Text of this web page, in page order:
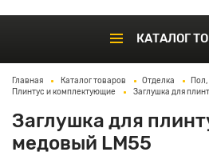
КАТАЛОГ
Главная Каталог товаров Отделка
Плинтус и комплектующие
Заглушка для
Заглушка для
медовый LM55